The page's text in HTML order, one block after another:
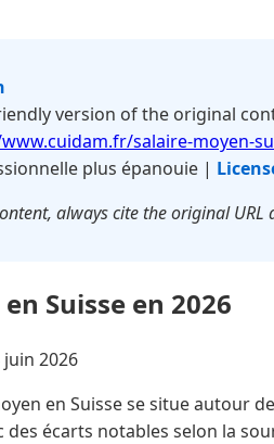
version of the original
salaire-moyen-
plus épanouie |
always cite the original URL
Suisse en 2026
juin 2026
en Suisse se situe autour
des écarts notables selon la